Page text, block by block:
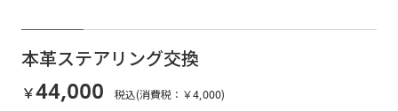
本革ステアリング交換
￥44,000 税込(消費税：￥4,000)